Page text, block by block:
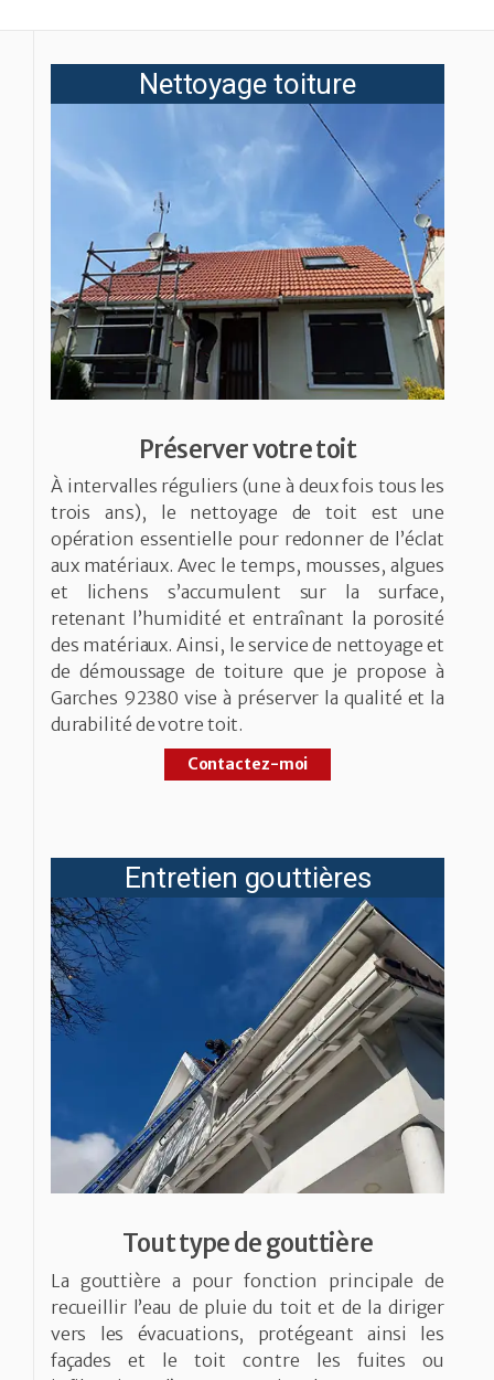
Nettoyage toiture
Préserver votre toit
À intervalles réguliers (une à deux fois tous les
trois ans), le nettoyage de toit est une
opération essentielle pour redonner de l’éclat
aux matériaux. Avec le temps, mousses, algues
et lichens s’accumulent sur la surface,
retenant l’humidité et entraînant la porosité
des matériaux. Ainsi, le service de nettoyage et
de démoussage de toiture que je propose à
Garches 92380 vise à préserver la qualité et la
durabilité de votre toit.
Contactez-moi
Entretien gouttières
Tout type de gouttière
La gouttière a pour fonction principale de
recueillir l’eau de pluie du toit et de la diriger
vers les évacuations, protégeant ainsi les
façades et le toit contre les fuites ou